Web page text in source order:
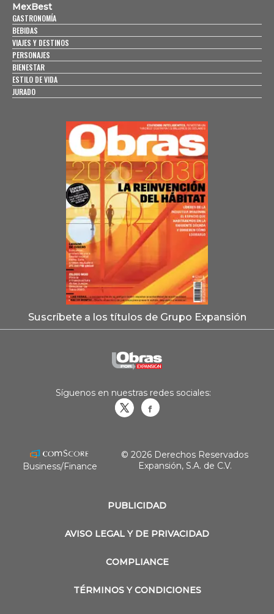
MexBest
GASTRONOMÍA
BEBIDAS
VIAJES Y DESTINOS
PERSONAJES
BIENESTAR
ESTILO DE VIDA
JURADO
Suscríbete a los títulos de Grupo Expansión
PUBLICIDAD
AVISO LEGAL Y DE PRIVACIDAD
COMPLIANCE
TÉRMINOS Y CONDICIONES
Síguenos en nuestras redes sociales:
Business/Finance
© 2026 Derechos Reservados
Expansión, S.A. de C.V.